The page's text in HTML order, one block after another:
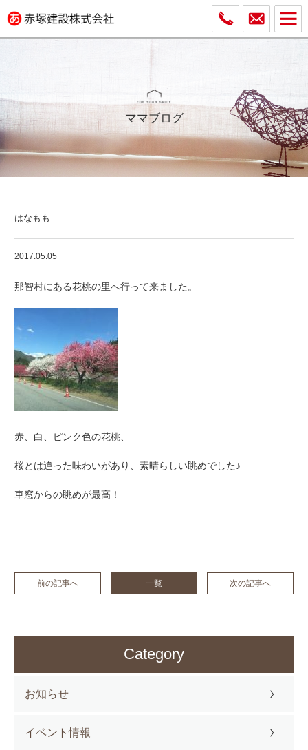
ママブログ
はなもも
2017.05.05
那智村にある花桃の里へ行って来ました。
赤、白、ピンク色の花桃、
桜とは違った味わいがあり、素晴らしい眺めでした♪
車窓からの眺めが最高！
前の記事へ 一覧 次の記事へ
Category
お知らせ
イベント情報